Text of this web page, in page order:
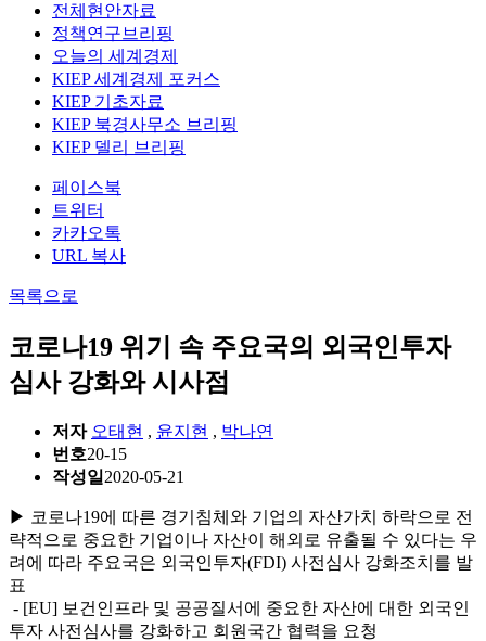
전체현안자료
정책연구브리핑
오늘의 세계경제
KIEP 세계경제 포커스
KIEP 기초자료
KIEP 북경사무소 브리핑
KIEP 델리 브리핑
페이스북
트위터
카카오톡
URL 복사
목록으로
코로나19 위기 속 주요국의 외국인투자
심사 강화와 시사점
저자 오태현 , 윤지현 , 박나연
번호20-15
작성일 2020-05-21
▶ 코로나19에 따른 경기침체와 기업의 자산가치 하락으로 전
략적으로 중요한 기업이나 자산이 해외로 유출될 수 있다는 우
려에 따라 주요국은 외국인투자(FDI) 사전심사 강화조치를 발
표
- [EU] 보건인프라 및 공공질서에 중요한 자산에 대한 외국인
투자 사전심사를 강화하고 회원국간 협력을 요청